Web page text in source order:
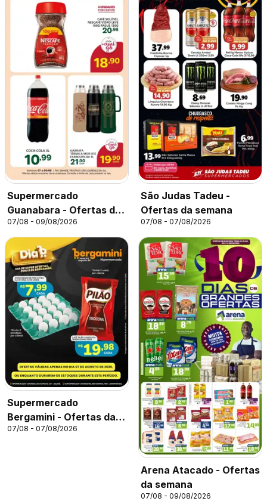
Supermercado
Guanabara - Ofertas da
semana
07/08 - 09/08/2026
São Judas Tadeu -
Ofertas da semana
07/08 - 07/08/2026
Supermercado
Bergamini - Ofertas da
semana
07/08 - 07/08/2026
Arena Atacado - Ofertas
da semana
07/08 - 09/08/2026